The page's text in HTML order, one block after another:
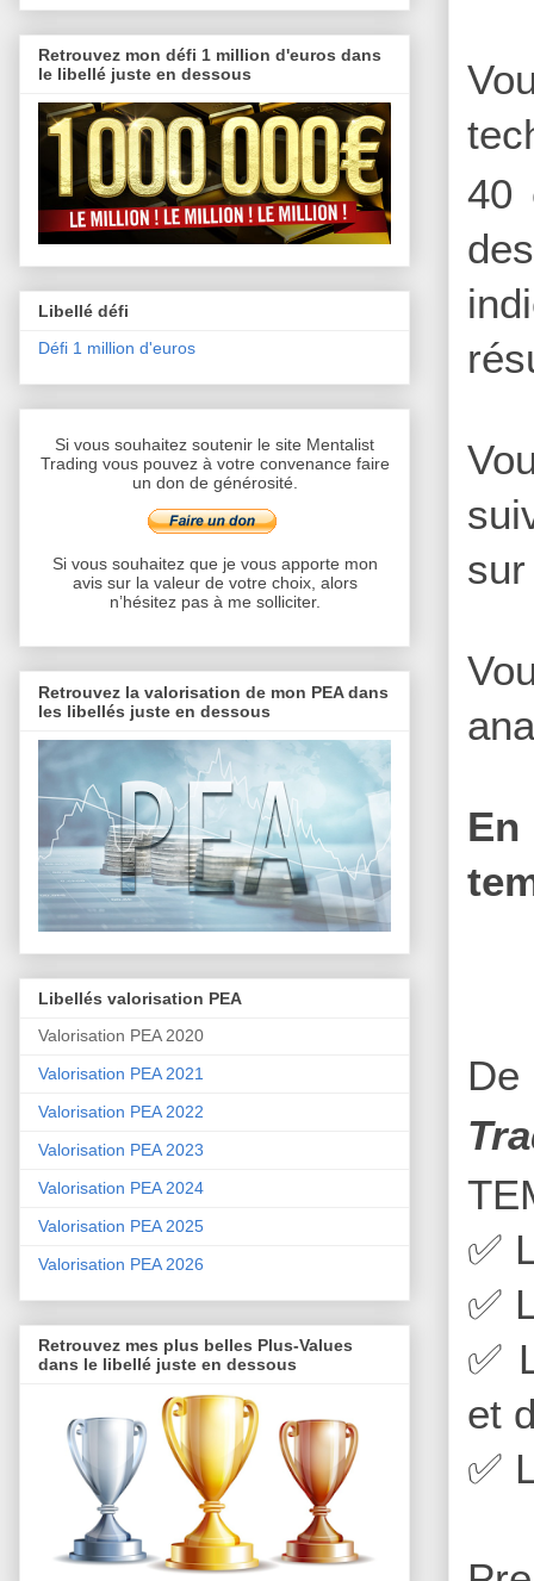
40
✅
✅
✅
et
✅
Retrouvez mon défi 1 million d'euros dans
le libellé juste en dessous
Libellé défi
Défi 1 million d'euros
Si vous souhaitez soutenir le site Mentalist
Trading vous pouvez à votre convenance faire
un don de générosité.
Si vous souhaitez que je vous apporte mon
avis sur la valeur de votre choix, alors
n’hésitez pas à me solliciter.
Retrouvez la valorisation de mon PEA dans
les libellés juste en dessous
Libellés valorisation PEA
Valorisation PEA 2020
Valorisation PEA 2021
Valorisation PEA 2022
Valorisation PEA 2023
Valorisation PEA 2024
Valorisation PEA 2025
Valorisation PEA 2026
Retrouvez mes plus belles Plus-Values
dans le libellé juste en dessous